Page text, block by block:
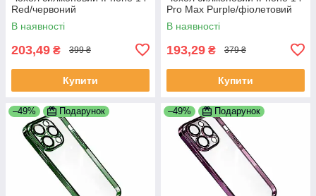
Red/червоний
В наявності
203,49 ₴ 399 ₴
Купити
Pro Max Purple/фіолетовий
В наявності
193,29 ₴ 379 ₴
Купити
–49% Подарунок –49% Подарунок